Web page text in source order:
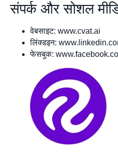
संपर्क और सोशल
वेबसाइट: www.cvat.ai
लिंक्डइन:
फेसबुक: